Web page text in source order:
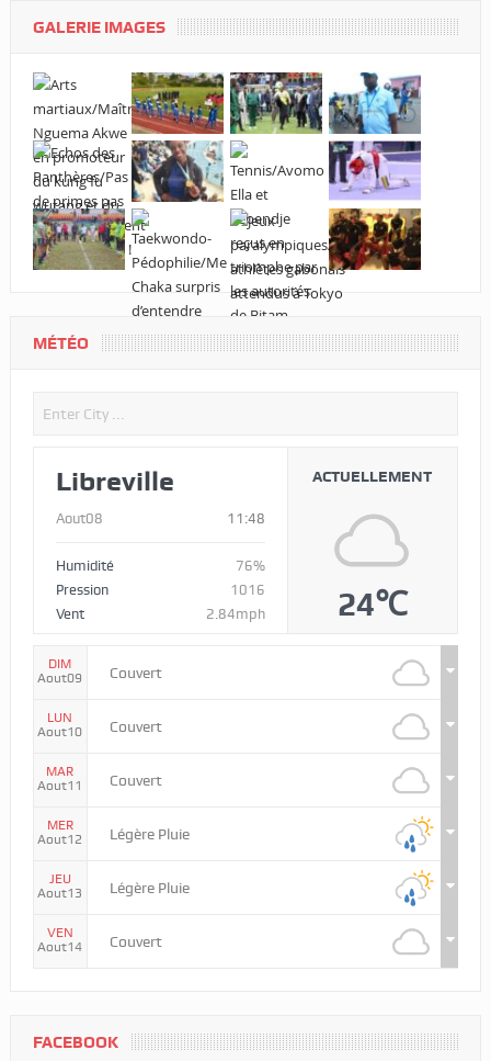
GALERIE IMAGES
MÉTÉO
Libreville
Aout08 11:48
Humidité
76%
Pression
1016
Vent
2.84mph
ACTUELLEMENT
24℃
DIM
Aout09
Couvert
LUN
Aout10
Couvert
MAR
Aout11
Couvert
MER
Aout12
Légère Pluie
JEU
Aout13
Légère Pluie
VEN
Aout14
Couvert
FACEBOOK